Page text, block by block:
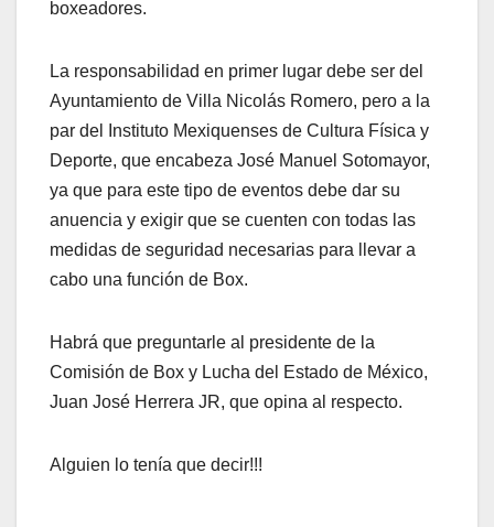
boxeadores.
La responsabilidad en primer lugar debe ser del
Ayuntamiento de Villa Nicolás Romero, pero a la
par del Instituto Mexiquenses de Cultura Física y
Deporte, que encabeza José Manuel Sotomayor,
ya que para este tipo de eventos debe dar su
anuencia y exigir que se cuenten con todas las
medidas de seguridad necesarias para llevar a
cabo una función de Box.
Habrá que preguntarle al presidente de la
Comisión de Box y Lucha del Estado de México,
Juan José Herrera JR, que opina al respecto.
Alguien lo tenía que decir!!!